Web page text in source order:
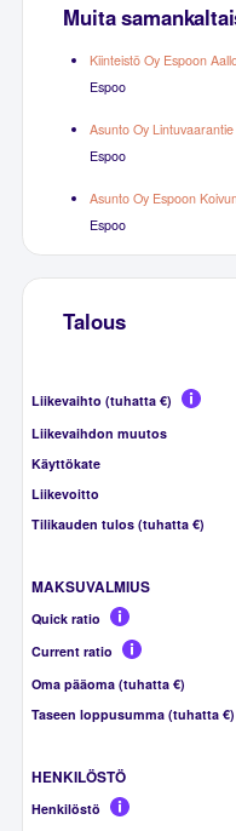
Muita
Kiinteistö Oy Espoon
Espoo
Asunto Oy
Espoo
Asunto Oy Espoon
Espoo
Talous
Liikevaihto (tuhatta €)
Liikevaihdon muutos
Käyttökate
Liikevoitto
Tilikauden tulos (tuhatta €)
MAKSUVALMIUS
Quick ratio
Current ratio
Oma pääoma (tuhatta €)
Taseen loppusumma (tuhatta €)
HENKILÖSTÖ
Henkilöstö